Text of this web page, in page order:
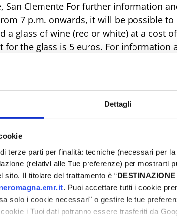
Dettagli
terze parti per finalità: tecniche (necessari per
(relativi alle Tue preferenze) per mostrarti
sito. Il titolare del trattamento è “
. Puoi accettare tutti i cookie
solo i cookie necessari" o gestire le tue
i Tuoi dati potranno essere trasferiti da
San Clemente For further information
7 p.m. onwards, it will be possible to
a glass of wine (red or white) at a cost
the glass is 5 euros. For information